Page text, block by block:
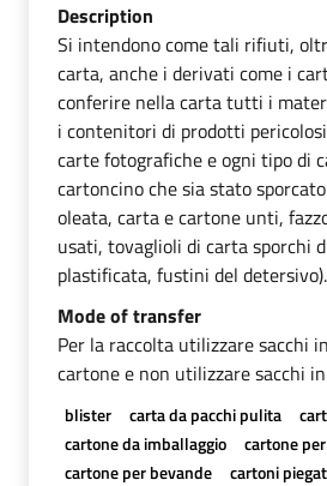
Description
Si intendono come tali rifiuti,
carta, anche i derivati come i
conferire nella carta tutti i
i contenitori di prodotti
carte fotografiche e ogni tipo di
cartoncino che sia stato
oleata, carta e cartone unti,
usati, tovaglioli di carta sporchi
plastificata, fustini del detersivo).
Mode of transfer
Per la raccolta utilizzare sacchi
cartone e non utilizzare sacchi
blister carta da pacchi pulita
cartone da imballaggio
cartone
cartone per bevande
cartoni